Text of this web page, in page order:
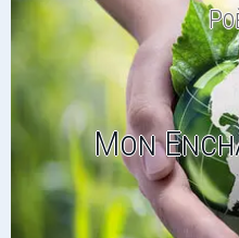
Mon